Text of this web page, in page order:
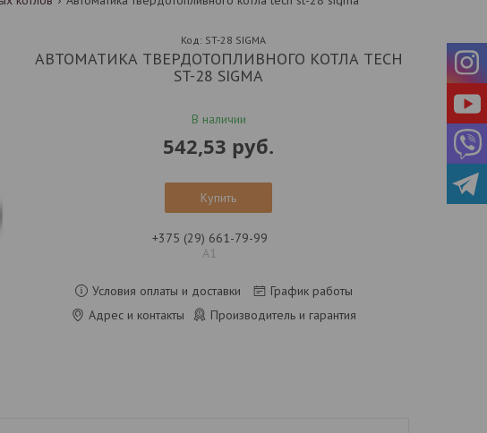
АВТОМАТИКА ТВЕРДОТОПЛИВНОГО КОТЛА TECH
ST-28 SIGMA
В наличии
Код: ST-28 SIGMA
542,53 руб.
Купить
+375 (29) 661-79-99
А1
Условия оплаты и доставки
График работы
Адрес и контакты
Производитель и гарантия